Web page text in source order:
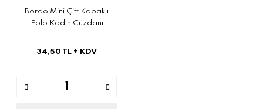
Bordo Mini Çift Kapaklı
Polo Kadın Cüzdanı
34,50 TL + KDV